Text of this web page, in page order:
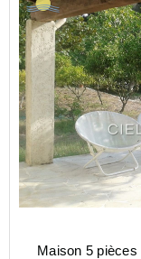
Maison 5 pièces